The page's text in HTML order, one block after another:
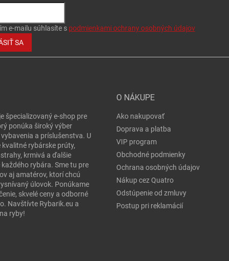
e-mailu súhlasíte s podmienkami ochrany osobných údajov
SA
špecializovaný e-shop pre
ponúka široký výber
a príslušenstva. U
kvalitné rybárske prúty,
krmivá a ďalšie
rybára. Sme tu pre
aj amatérov, ktorí chcú
úlovok. Ponúkame
skvelé ceny a odborné
Navštívte Rybarik.eu a
ryby!
O NÁKUPE
Ako nakupovať
Doprava a platba
VIP program
Obchodné podmienky
Ochrana osobných údajov
Nákup cez Quatro
Odstúpenie od zmluvy
Postup pri reklamácií